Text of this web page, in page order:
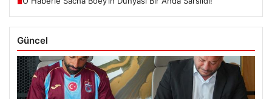
■
Güncel